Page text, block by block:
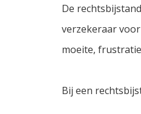
De
verzekeraar
moeite,
Bij een